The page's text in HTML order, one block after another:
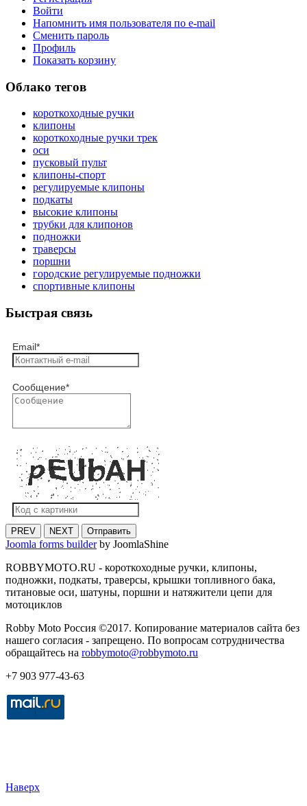
Войти
Напомнить имя пользователя по e-mail
Сменить пароль
Профиль
Показать корзину
Облако тегов
короткоходные ручки
клипоны
короткоходные ручки трек
оси
пусковый пульт
клипоны-спорт
регулируемые клипоны
подкаты
высокие клипоны
трубки для клипонов
подножки
траверсы
поршни
городские регулируемые подножки
спортивные клипоны
Быстрая связь
Email*
Сообщение*
PREV NEXT Отправить
Joomla forms builderby JoomlaShine
ROBBYMOTO.RU - короткоходные ручки, клипоны,
подножки, подкаты, траверсы, крышки топливного бака,
титановые оси, шатуны, поршни и натяжители цепи для
мотоциклов
Robby Moto Россия ©2017. Копирование материалов сайта без
нашего согласия - запрещено. По вопросам сотрудничества
обращайтесь на robbymoto@robbymoto.ru
+7 903 977-43-63
Наверх